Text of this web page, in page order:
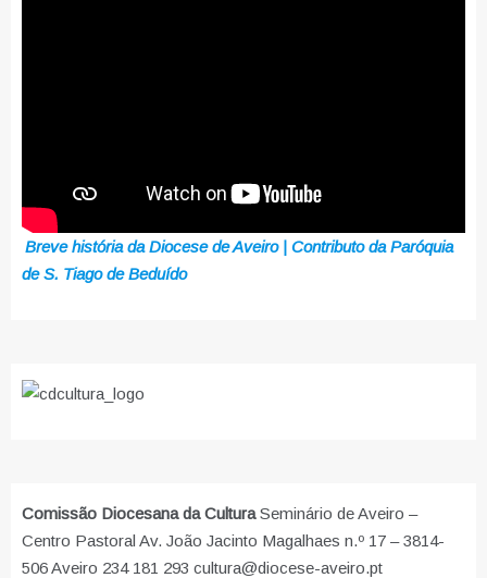
Breve história da Diocese de Aveiro | Contributo da Paróquia
de S. Tiago de Beduído
Comissão Diocesana da CulturaSeminário de Aveiro –
Centro Pastoral Av. João Jacinto Magalhaes n.º 17 – 3814-
506 Aveiro 234 181 293 cultura@diocese-aveiro.pt